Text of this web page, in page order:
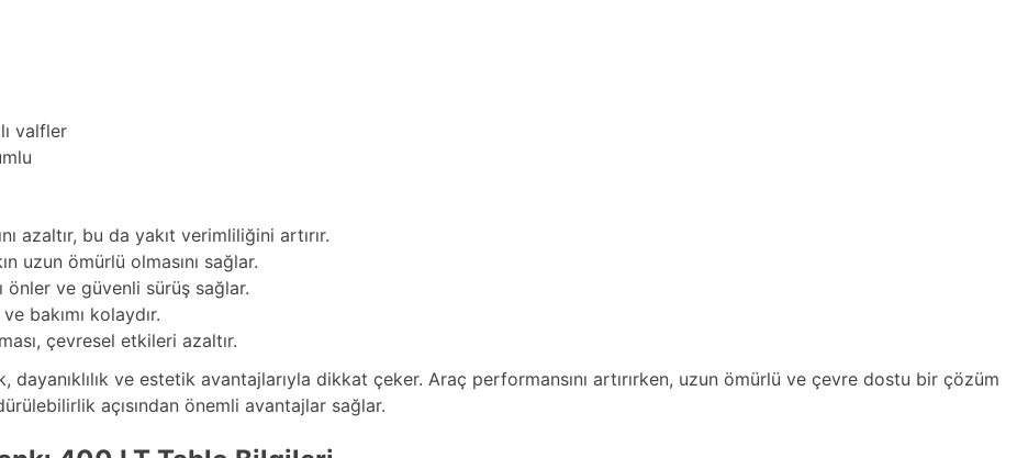
valfler
azaltır, bu da yakıt verimliliğini artırır.
uzun ömürlü olmasını sağlar.
önler ve güvenli sürüş sağlar.
bakımı kolaydır.
çevresel etkileri azaltır.
dayanıklılık ve estetik avantajlarıyla dikkat çeker. Araç performansını artırırken, uzun ömürlü ve çevre dostu bir çözüm
açısından önemli avantajlar sağlar.